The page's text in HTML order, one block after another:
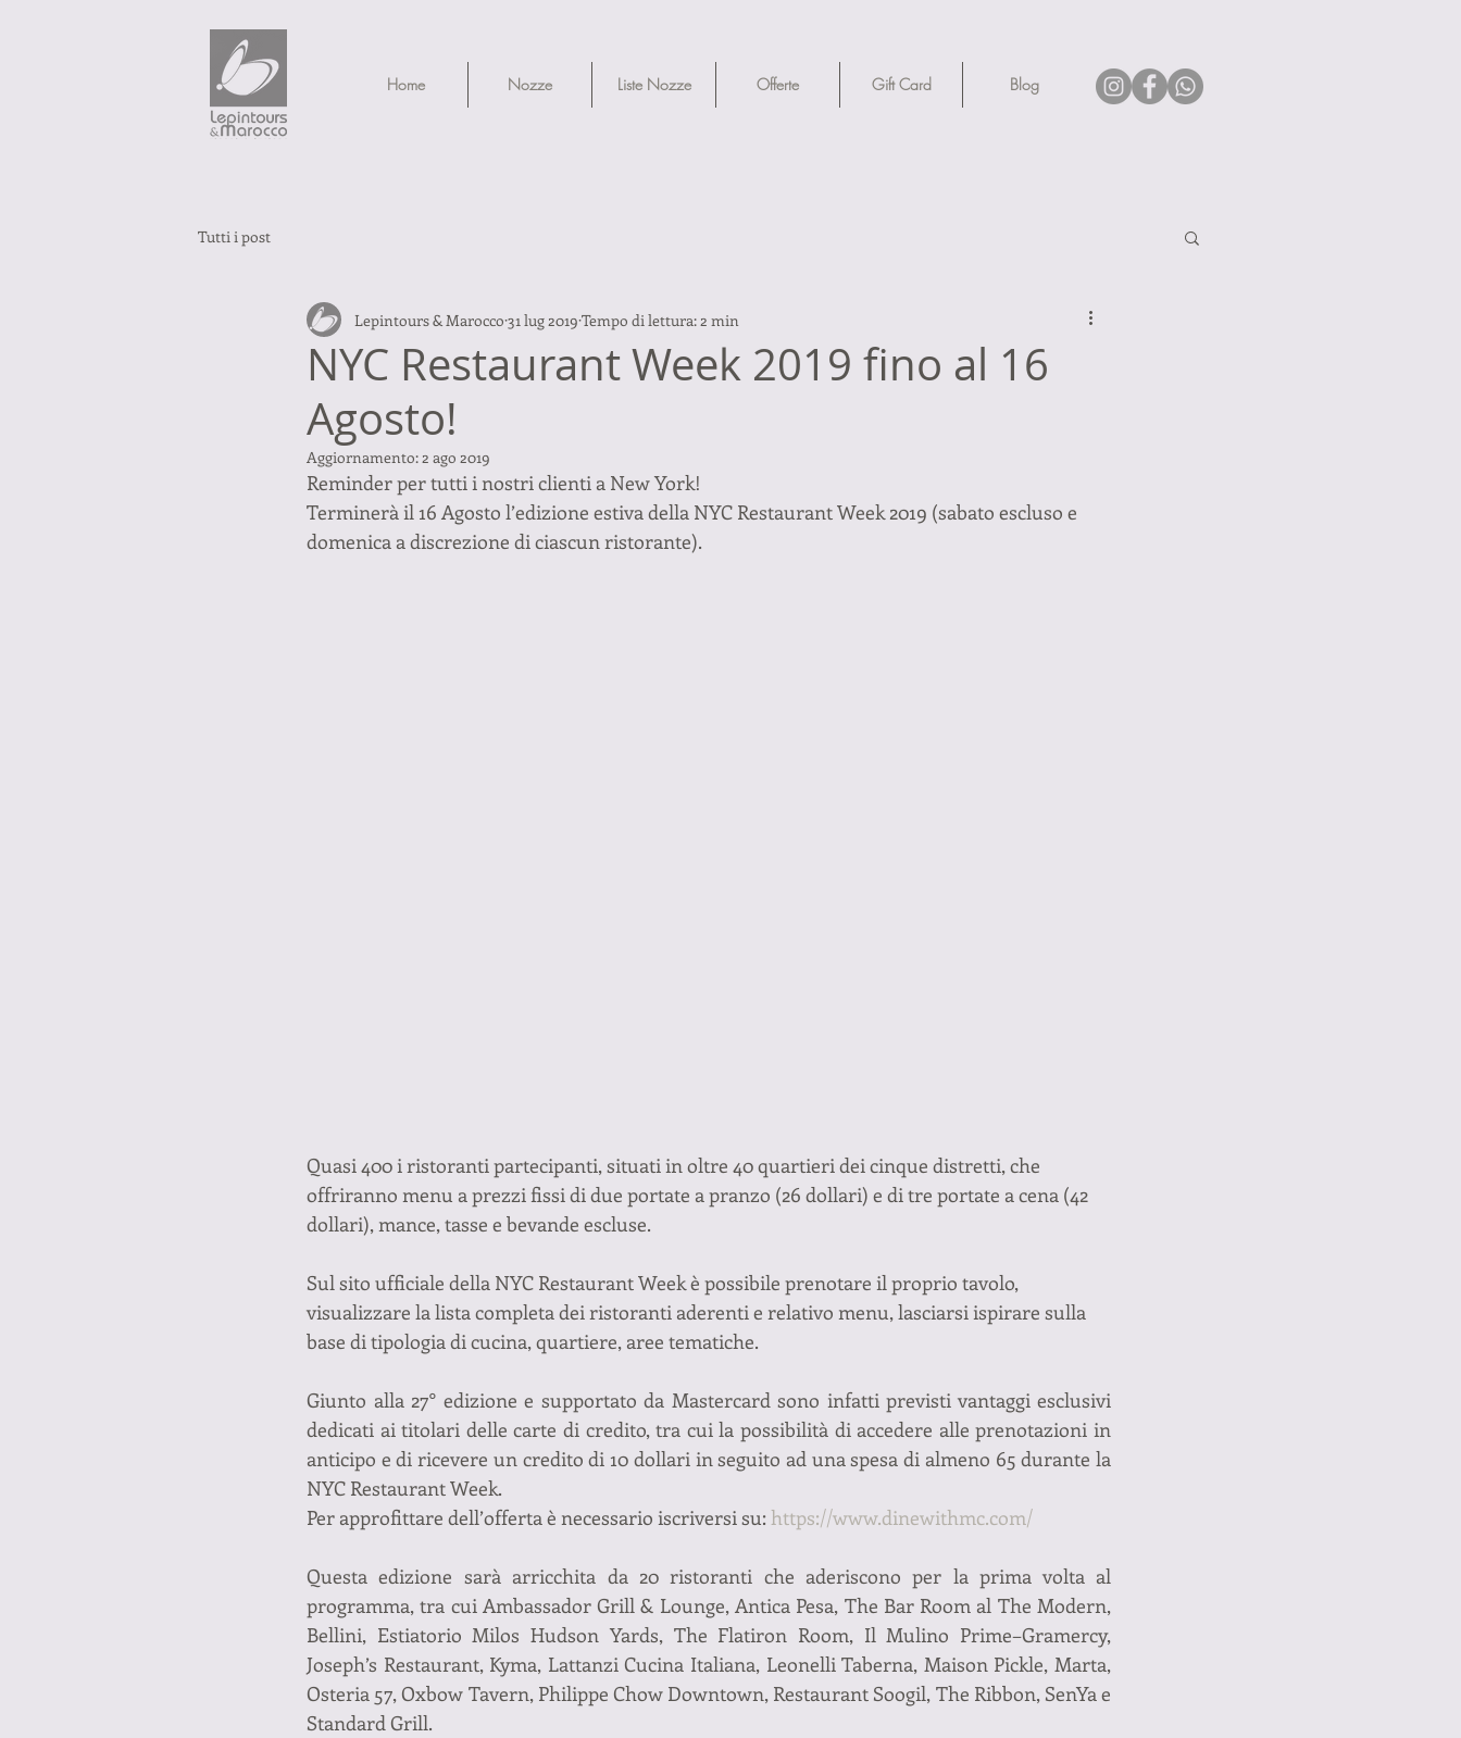
Home Nozze Liste Nozze Offerte Gift Card Blog
Tutti i post
NYC Restaurant Week 2019 fino al 16
Agosto!
Lepintours & Marocco 31 lug 2019 Tempo di lettura: 2 min
Aggiornamento:2 ago 2019
Reminder per tutti i nostri clienti a New York!
Terminerà il 16 Agosto l’edizione estiva della NYC Restaurant Week 2019 (sabato escluso e
domenica a discrezione di ciascun ristorante).
Quasi 400 i ristoranti partecipanti, situati in oltre 40 quartieri dei cinque distretti, che
offriranno menu a prezzi fissi di due portate a pranzo (26 dollari) e di tre portate a cena (42
dollari), mance, tasse e bevande escluse.
Sul sito ufficiale della NYC Restaurant Week è possibile prenotare il proprio tavolo,
visualizzare la lista completa dei ristoranti aderenti e relativo menu, lasciarsi ispirare sulla
base di tipologia di cucina, quartiere, aree tematiche.
Giunto alla 27° edizione e supportato da Mastercard sono infatti previsti vantaggi esclusivi
dedicati ai titolari delle carte di credito, tra cui la possibilità di accedere alle prenotazioni in
anticipo e di ricevere un credito di 10 dollari in seguito ad una spesa di almeno 65 durante la
NYC Restaurant Week.
Per approfittare dell’offerta è necessario iscriversi su: https://www.dinewithmc.com/
Questa edizione sarà arricchita da 20 ristoranti che aderiscono per la prima volta al
programma, tra cui Ambassador Grill & Lounge, Antica Pesa, The Bar Room al The Modern,
Bellini, Estiatorio Milos Hudson Yards, The Flatiron Room, Il Mulino Prime–Gramercy,
Joseph’s Restaurant, Kyma, Lattanzi Cucina Italiana, Leonelli Taberna, Maison Pickle, Marta,
Osteria 57, Oxbow Tavern, Philippe Chow Downtown, Restaurant Soogil, The Ribbon, SenYa e
Standard Grill.